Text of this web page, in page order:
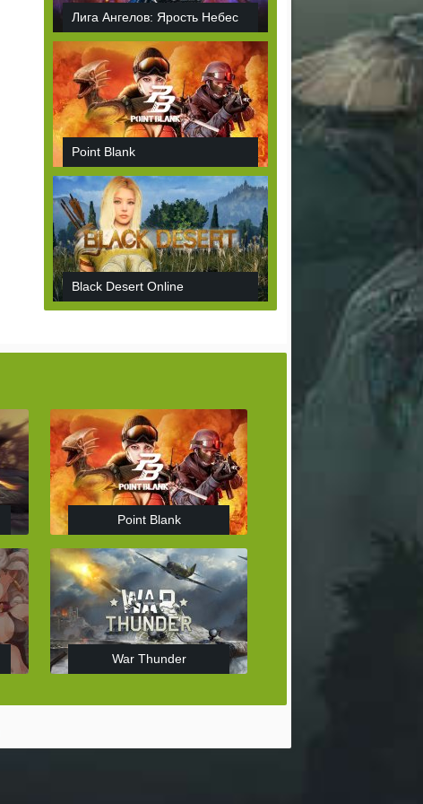
Лига Ангелов: Ярость Небес
Point Blank
Black Desert Online
Point Blank
War Thunder